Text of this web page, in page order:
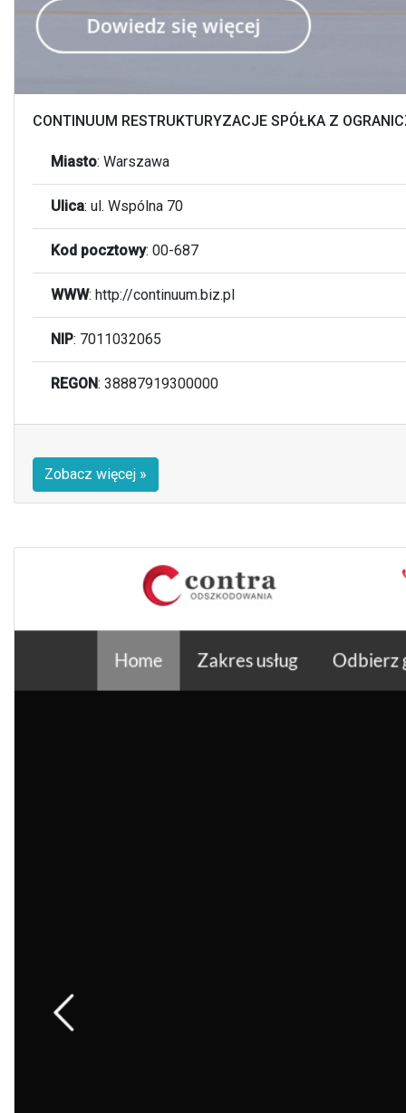
CONTINUUM RESTRUKTURYZACJE SPÓŁKA Z
Miasto: Warszawa
Ulica: ul. Wspólna 70
Kod pocztowy: 00-687
WWW: http://continuum.biz.pl
NIP: 7011032065
REGON: 38887919300000
Zobacz więcej »